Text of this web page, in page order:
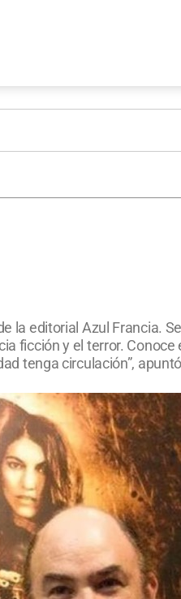
la editorial Azul Francia.
ficción y el terror. Conoce
tenga circulación”,